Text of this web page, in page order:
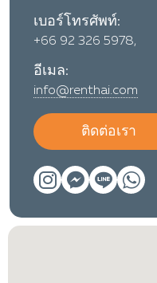
เบอร์โทรศัพท์:
+66 92 326 5978,
อีเมล:
info@renthai.com
ติดต่อเรา